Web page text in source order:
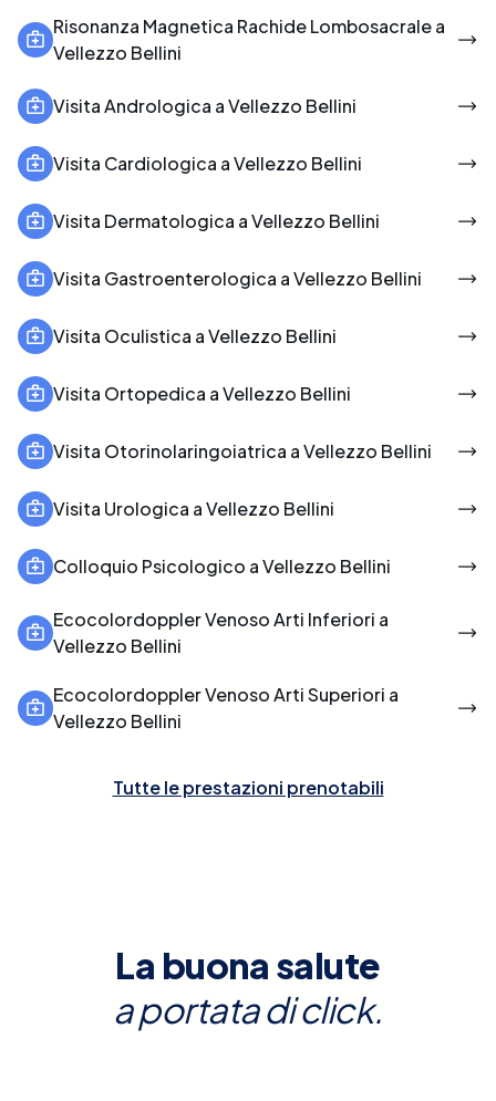
Risonanza Magnetica Rachide Lombosacrale a
Vellezzo Bellini
Visita Andrologica a Vellezzo Bellini
Visita Cardiologica a Vellezzo Bellini
Visita Dermatologica a Vellezzo Bellini
Visita Gastroenterologica a Vellezzo Bellini
Visita Oculistica a Vellezzo Bellini
Visita Ortopedica a Vellezzo Bellini
Visita Otorinolaringoiatrica a Vellezzo Bellini
Visita Urologica a Vellezzo Bellini
Colloquio Psicologico a Vellezzo Bellini
Ecocolordoppler Venoso Arti Inferiori a
Vellezzo Bellini
Ecocolordoppler Venoso Arti Superiori a
Vellezzo Bellini
Tutte le prestazioni prenotabili
La buona salute
a portata di click.